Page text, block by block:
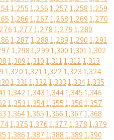
1,2551,2561,2571,2581,259
1,2661,2671,2681,2691,270
1,2771,2781,2791,280
1,2871,2881,2891,2901,291
1,2981,2991,3001,3011,302
1,3091,3101,3111,3121,313
1,3201,3211,3221,3231,324
1,3311,3321,3331,3341,335
1,3421,3431,3441,3451,346
1,3531,3541,3551,3561,357
1,3641,3651,3661,3671,368
1,3751,3761,3771,3781,379
1,3861,3871,3881,3891,390